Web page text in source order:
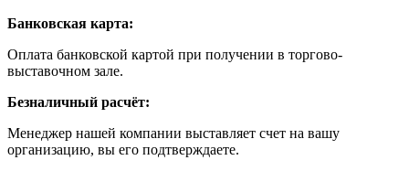
Банковская карта:
Оплата банковской картой при получении в торгово-
выставочном зале.
Безналичный расчёт:
Менеджер нашей компании выставляет счет на вашу
организацию, вы его подтверждаете.